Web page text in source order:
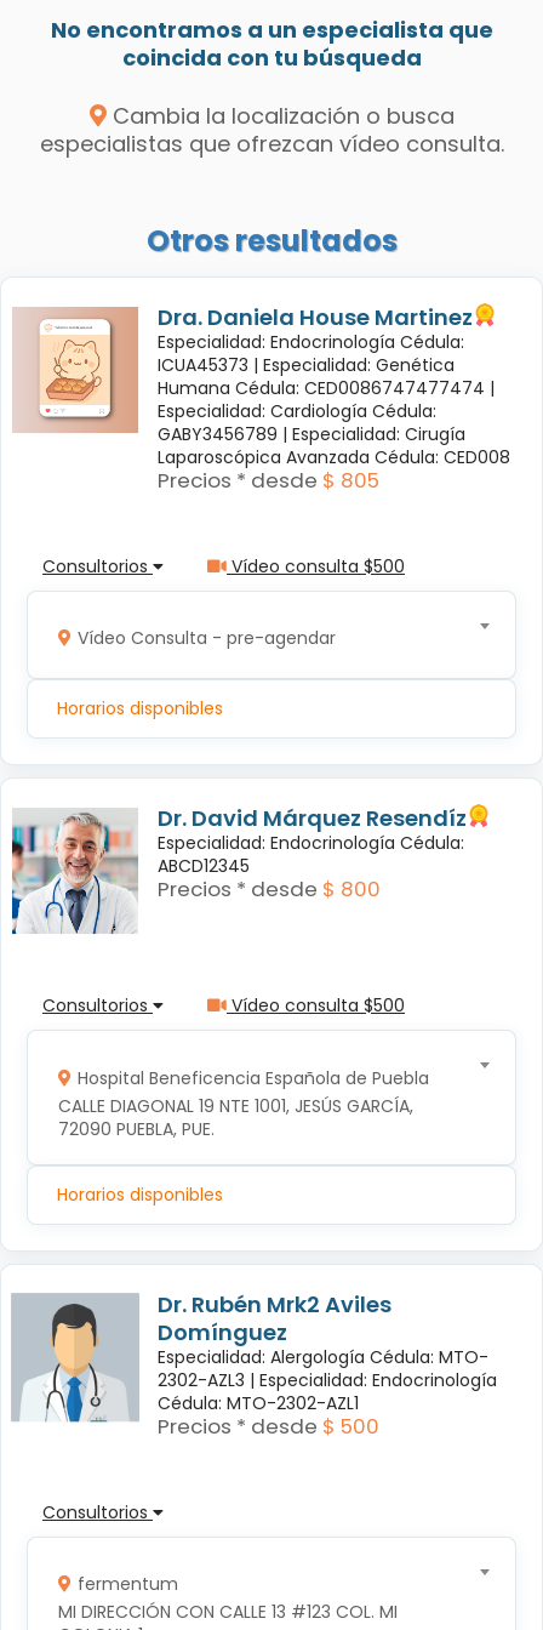
No encontramos a un especialista que
coincida con tu búsqueda
Cambia la localización o busca
especialistas que ofrezcan vídeo consulta.
Otros resultados
Dra. Daniela House Martinez
Especialidad: Endocrinología Cédula:
ICUA45373 | Especialidad: Genética
Humana Cédula: CED0086747477474 |
Especialidad: Cardiología Cédula:
GABY3456789 | Especialidad: Cirugía
Laparoscópica Avanzada Cédula: CED008
Precios * desde $ 805
Consultorios Vídeo consulta $500
Vídeo Consulta - pre-agendar
Horarios disponibles
Dr. David Márquez Resendíz
Especialidad: Endocrinología Cédula:
ABCD12345
Precios * desde $ 800
Consultorios Vídeo consulta $500
Hospital Beneficencia Española de Puebla
CALLE DIAGONAL 19 NTE 1001, JESÚS GARCÍA,
72090 PUEBLA, PUE.
Horarios disponibles
Dr. Rubén Mrk2 Aviles
Domínguez
Especialidad: Alergología Cédula: MTO-
2302-AZL3 | Especialidad: Endocrinología
Cédula: MTO-2302-AZL1
Precios * desde $ 500
Consultorios
fermentum
MI DIRECCIÓN CON CALLE 13 #123 COL. MI